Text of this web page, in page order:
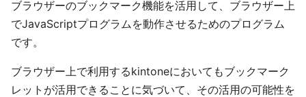
ブラウザーのブックマーク機能を活用して、ブラウザー上
でJavaScriptプログラムを動作させるためのプログラム
です。
ブラウザー上で利用するkintoneにおいてもブックマーク
レットが活用できることに気づいて、その活用の可能性を